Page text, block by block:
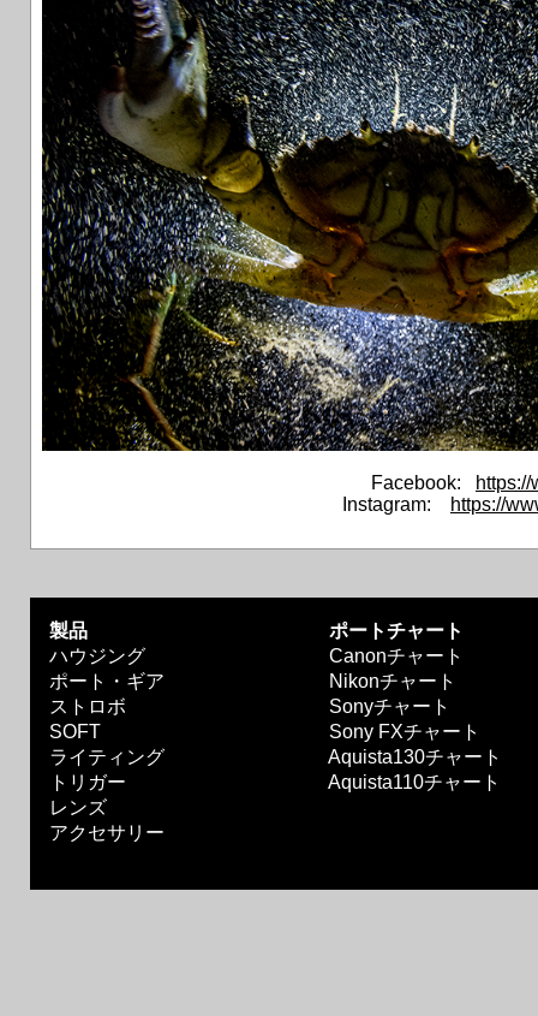
Facebook:
Instagram:
https://
製品
ポートチャート
ハウジング
Canonチャート
ポート・ギア
Nikonチャート
ストロボ
Sonyチャート
SOFT
Sony FXチャート
ライティング
Aquista130チャート
トリガー
Aquista110チャート
レンズ
アクセサリー